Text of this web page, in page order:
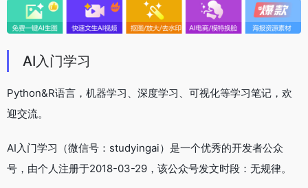
AI入门学习
Python&R语言，机器学习、深度学习、可视化等学习笔记，欢
迎交流。
AI入门学习（微信号：studyingai）是一个优秀的开发者公众
号，由个人注册于2018-03-29，该公众号发文时段：无规律。